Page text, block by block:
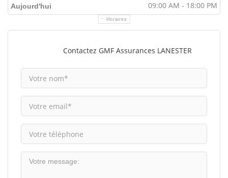
Aujourd'hui 09:00 AM - 18:00 PM
Horaires
Contactez GMF Assurances LANESTER